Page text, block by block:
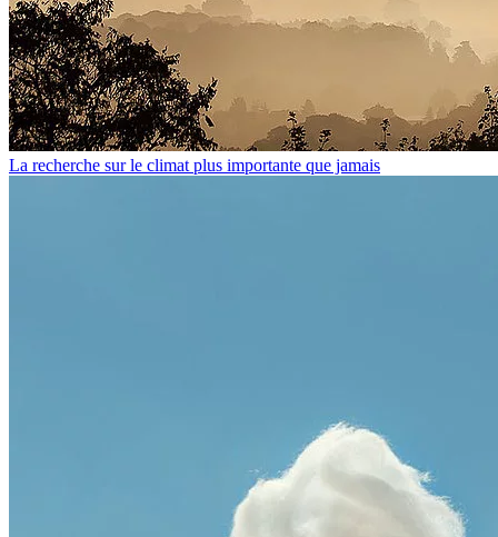
La recherche sur le climat plus importante que jamais